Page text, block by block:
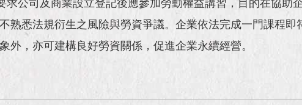
求公司及商業設立登記後應參加勞動權益講習，目的在協助
熟悉法規衍生之風險與勞資爭議。企業依法完成一門課程
外，亦可建構良好勞資關係，促進企業永續經營。